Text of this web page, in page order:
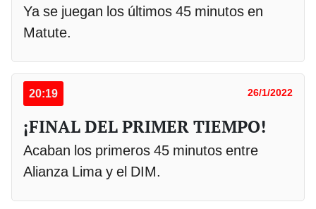
Ya se juegan los últimos 45 minutos en
Matute.
20:19 26/1/2022
¡FINAL DEL PRIMER TIEMPO!
Acaban los primeros 45 minutos entre
Alianza Lima y el DIM.